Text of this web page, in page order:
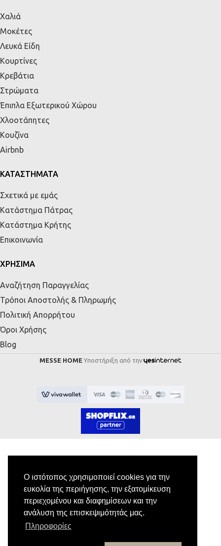
Ο ιστότοπος χρησιμοποιεί cookies για την
ευκολία της περιήγησης, την εξατομίκευση
περιεχομένου και διαφημίσεων και την
ανάλυση της επισκεψιμότητάς μας.
Πληροφορίες
Χαλιά
Μοκέτες
Λευκά Είδη
Κουρτίνες
Κρεβάτια
Στρώματα
Έπιπλα Εξωτερικού Χώρου
Χλοοτάπητες
Κουζίνα
Airbnb
ΚΑΤΑΣΤΗΜΑΤΑ
Σχετικά με εμάς
Κατάστημα Πάτρας
Κατάστημα Κρήτης
Επικοινωνία
ΧΡΗΣΙΜΑ
Αναζήτηση Παραγγελίας
Τρόποι Αποστολής & Πληρωμής
Πολιτική Απορρήτου
Όροι Χρήσης
Blog
MESSE HOME Υποστήριξη από την
Εγγραφή στο Newsletter
Κάνε εγγραφή στο newsletter μας για να
λαμβάνεις αποκλειστικές προσφορές.